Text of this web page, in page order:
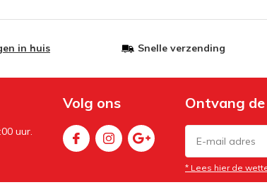
in huis Snelle verzending
uur.
Volg ons Ontvang
* Lees hier de